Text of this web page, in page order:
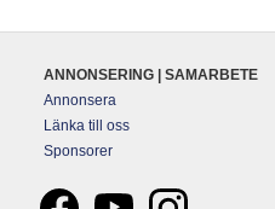
ANNONSERING | SAMARBETE
Annonsera
Länka till oss
Sponsorer